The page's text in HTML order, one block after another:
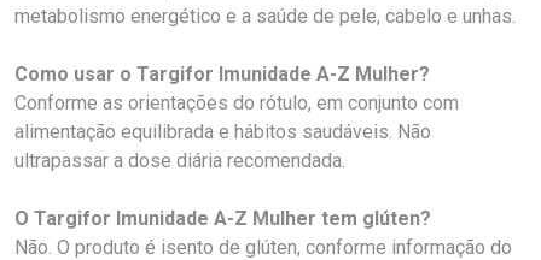
metabolismo energético e a saúde de pele, cabelo e unhas.
Como usar o Targifor Imunidade A-Z Mulher?
Conforme as orientações do rótulo, em conjunto com
alimentação equilibrada e hábitos saudáveis. Não
ultrapassar a dose diária recomendada.
O Targifor Imunidade A-Z Mulher tem glúten?
Não. O produto é isento de glúten, conforme informação do